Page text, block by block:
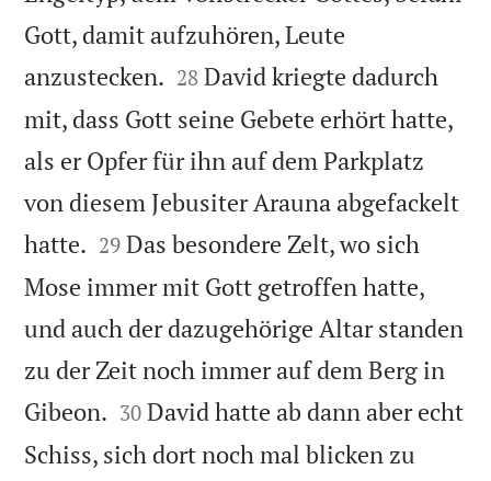
Gott, damit aufzuhören, Leute
anzustecken. 

28 David kriegte dadurch
mit, dass Gott seine Gebete erhört hatte,
als er Opfer für ihn auf dem Parkplatz
von diesem Jebusiter Arauna abgefackelt
hatte. 

29 Das besondere Zelt, wo sich
Mose immer mit Gott getroffen hatte,
und auch der dazugehörige Altar standen
zu der Zeit noch immer auf dem Berg in
Gibeon. 

30 David hatte ab dann aber echt
Schiss, sich dort noch mal blicken zu